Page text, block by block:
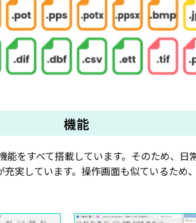
機能
をすべて搭載しています。そのため、日
実しています。操作画面も似ているた